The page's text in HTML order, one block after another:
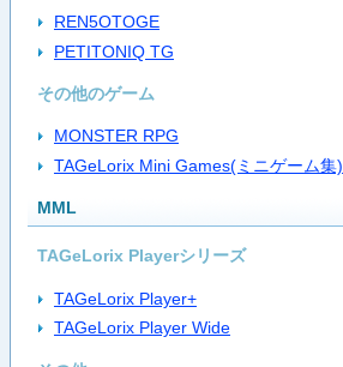
REN5OTOGE
PETITONIQ TG
その他のゲーム
MONSTER RPG
TAGeLorix Mini Games(ミニゲーム集)
MML
TAGeLorix Playerシリーズ
TAGeLorix Player+
TAGeLorix Player Wide